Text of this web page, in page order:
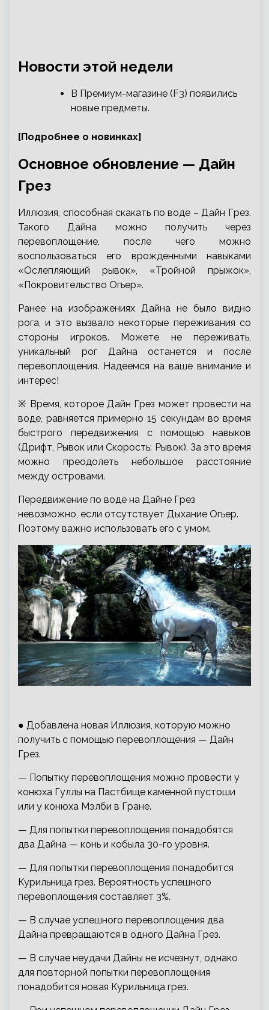
Новости этой недели
В Премиум-магазине (F3) появились
новые предметы.
[Подробнее о новинках]
Основное обновление — Дайн
Грез
Иллюзия, способная скакать по воде – Дайн Грез.
Такого Дайна можно получить через
перевоплощение, после чего можно
воспользоваться его врожденными навыками
«Ослепляющий рывок», «Тройной прыжок»,
«Покровительство Огьер».
Ранее на изображениях Дайна не было видно
рога, и это вызвало некоторые переживания со
стороны игроков. Можете не переживать,
уникальный рог Дайна останется и после
перевоплощения. Надеемся на ваше внимание и
интерес!
※ Время, которое Дайн Грез может провести на
воде, равняется примерно 15 секундам во время
быстрого передвижения с помощью навыков
(Дрифт, Рывок или Скорость: Рывок). За это время
можно преодолеть небольшое расстояние
между островами.
Передвижение по воде на Дайне Грез
невозможно, если отсутствует Дыхание Огьер.
Поэтому важно использовать его с умом.
● Добавлена новая Иллюзия, которую можно
получить с помощью перевоплощения — Дайн
Грез.
— Попытку перевоплощения можно провести у
конюха Гуллы на Пастбище каменной пустоши
или у конюха Мэлби в Гране.
— Для попытки перевоплощения понадобятся
два Дайна — конь и кобыла 30-го уровня.
— Для попытки перевоплощения понадобится
Курильница грез. Вероятность успешного
перевоплощения составляет 3%.
— В случае успешного перевоплощения два
Дайна превращаются в одного Дайна Грез.
— В случае неудачи Дайны не исчезнут, однако
для повторной попытки перевоплощения
понадобится новая Курильница грез.